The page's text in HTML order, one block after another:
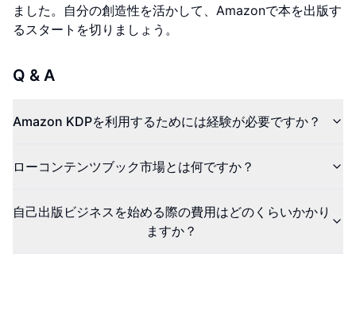
ました。自分の創造性を活かして、Amazonで本を出版す
るスタートを切りましょう。
Q & A
Amazon KDPを利用するためには経験が必要ですか？
ローコンテンツブック市場とは何ですか？
自己出版ビジネスを始める際の費用はどのくらいかかり
ますか？